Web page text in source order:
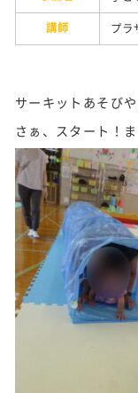
講師
プラ
サーキットあそび
さぁ、スタート！